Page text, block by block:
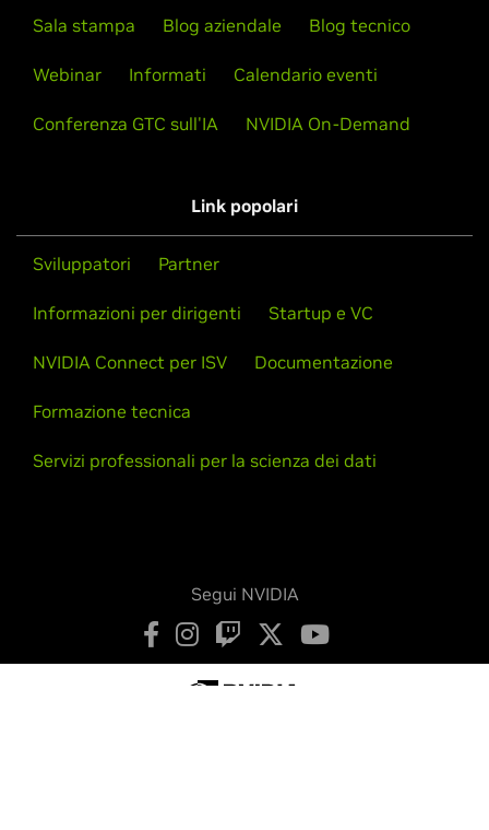
Sala stampa Blog aziendale Blog tecnico
Webinar Informati Calendario eventi
Conferenza GTC sull'IA NVIDIA On-Demand
Link popolari
Sviluppatori Partner
Informazioni per dirigenti Startup e VC
NVIDIA Connect per ISV Documentazione
Formazione tecnica
Servizi professionali per la scienza dei dati
Segui NVIDIA